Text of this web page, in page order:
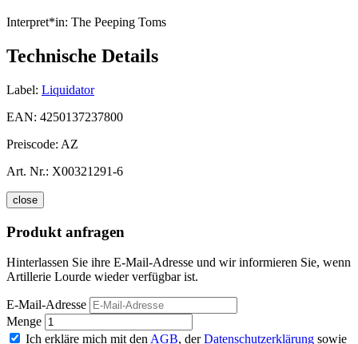
Interpret*in: The Peeping Toms
Technische Details
Label: Liquidator
EAN: 4250137237800
Preiscode: AZ
Art. Nr.: X00321291-6
close
Produkt anfragen
Hinterlassen Sie ihre E-Mail-Adresse und wir informieren Sie, wenn
Artillerie Lourde wieder verfügbar ist.
E-Mail-Adresse
Menge
Ich erkläre mich mit den AGB, derDatenschutzerklärung sowie